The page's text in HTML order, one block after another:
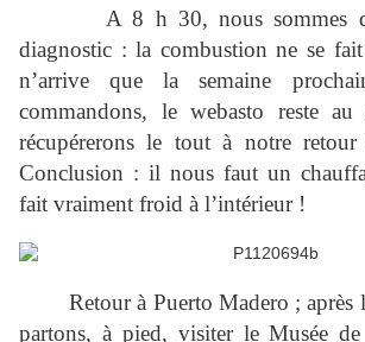
A 8 h 30, nous sommes
diagnostic : la combustion ne se
n’arrive que la semaine
commandons, le webasto reste
récupérerons le tout à notre
Conclusion : il nous faut un
fait vraiment froid à l’intérieur !
Retour à Puerto Madero ; après
partons, à pied, visiter le Musée